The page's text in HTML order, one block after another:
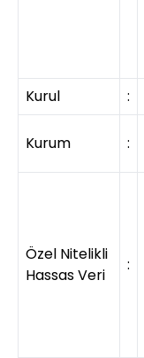
Kurul
:
Kurum :
Özel Nitelikli
Hassas Veri
: